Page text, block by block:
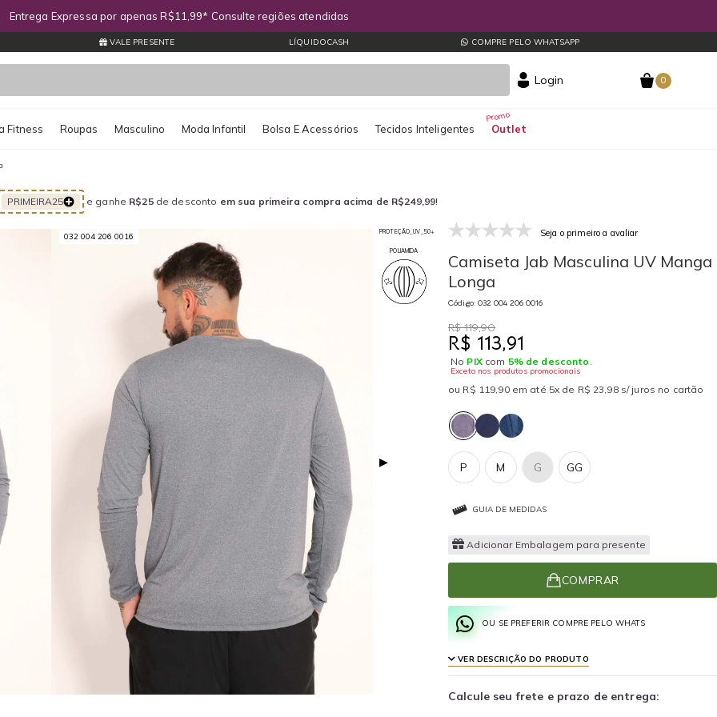
Entrega Expressa por apenas R$11,99* Consulte regiões atendidas
VALE PRESENTE LÍQUIDOCASH COMPRE PELO WHATSAPP
Login 0
Bolsa E Acessórios
Masculino Moda Infantil
Roupas
Fitness Outlet
Tecidos Inteligentes
PRIMEIRA25 e ganhe R$25de desconto em sua primeira compra acima de R$249,99!
032 004 206 0016 032 004 206 0016
▶
Seja o primeiro a avaliar
PROTEÇÃO_UV_50+
POLIAMIDA
Camiseta Jab Masculina UV Manga
Longa
Código: 032 004 206 0016
R$ 119,90
R$ 113,91
No PIXcom 5% de desconto .
Exceto nos produtos promocionais
ou R$ 119,90 em até 5x de R$ 23,98 s/ juros no cartão
G GG
M
P
GUIA DE MEDIDAS
Adicionar Embalagem para presente
COMPRAR
OU SE PREFERIR COMPRE PELO WHATS
VER DESCRIÇÃO DO PRODUTO
Calcule seu frete e prazo de entrega: